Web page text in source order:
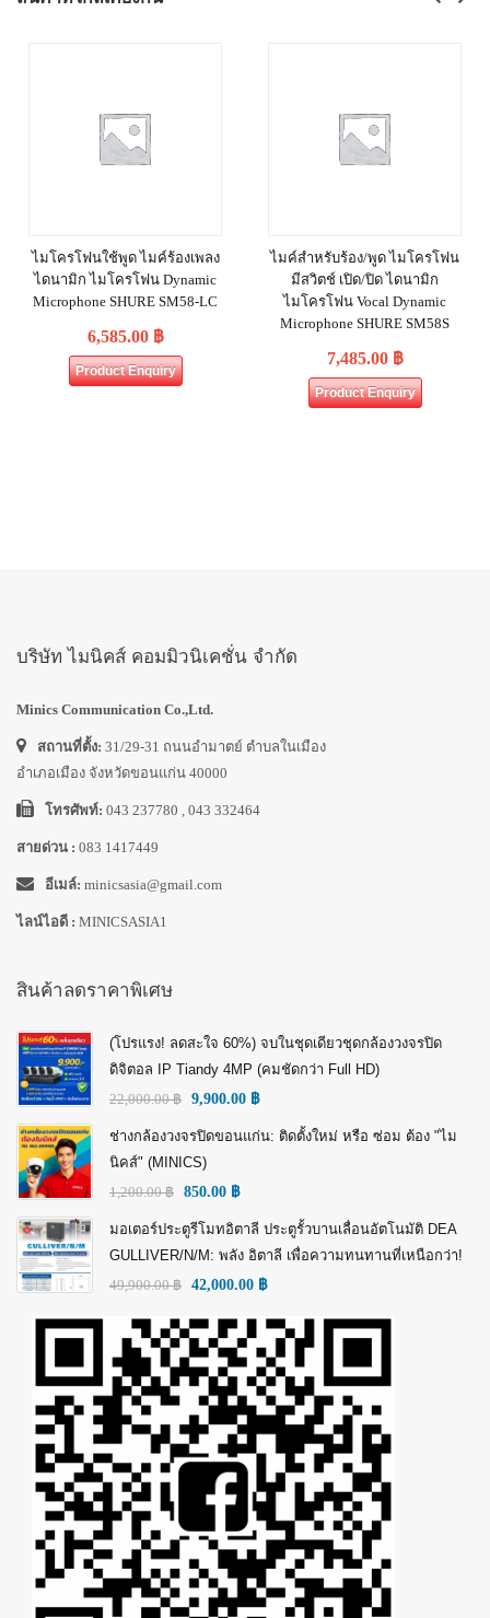
ไมโครโฟนใช้พูด ไมค์ร้องเพลง
ไดนามิก ไมโครโฟน Dynamic
Microphone SHURE SM58-LC
6,585.00 ฿
Product Enquiry
ไมค์สำหรับร้อง/พูด ไมโครโฟน
มีสวิตช์ เปิด/ปิด ไดนามิก
ไมโครโฟน Vocal Dynamic
Microphone SHURE SM58S
7,485.00 ฿
Product Enquiry
บริษัท ไมนิคส์ คอมมิวนิเคชั่น จำกัด
Minics Communication Co.,Ltd.
สถานที่ตั้ง: 31/29-31 ถนนอำมาตย์ ตำบลในเมือง
อำเภอเมือง จังหวัดขอนแก่น 40000
โทรศัพท์: 043 237780 , 043 332464
สายด่วน : 083 1417449
อีเมล์: minicsasia@gmail.com
ไลน์ไอดี : MINICSASIA1
สินค้าลดราคาพิเศษ
(โปรแรง! ลดสะใจ 60%) จบในชุดเดียวชุดกล้องวงจรปิด
ดิจิตอล IP Tiandy 4MP (คมชัดกว่า Full HD)
22,000.00฿ 9,900.00 ฿
ช่างกล้องวงจรปิดขอนแก่น: ติดตั้งใหม่ หรือ ซ่อม ต้อง "ไม
นิคส์" (MINICS)
1,200.00฿ 850.00 ฿
มอเตอร์ประตูรีโมทอิตาลี ประตูรั้วบานเลื่อนอัตโนมัติ DEA
GULLIVER/N/M: พลัง อิตาลี เพื่อความทนทานที่เหนือกว่า!
49,900.00฿ 42,000.00 ฿